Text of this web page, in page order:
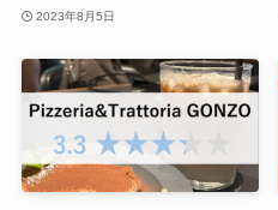
2023年8月5日